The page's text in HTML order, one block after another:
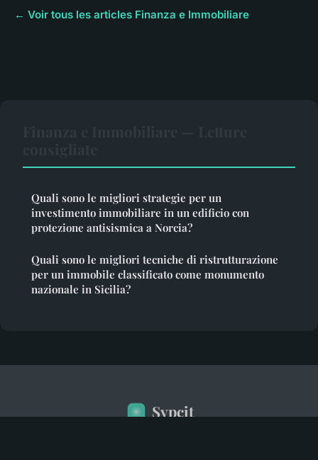
← Voir tous les articles Finanza e Immobiliare
Quali sono le migliori strategie per un
investimento immobiliare in un edificio con
protezione antisismica a Norcia?
Quali sono le migliori tecniche di ristrutturazione
per un immobile classificato come monumento
nazionale in Sicilia?
Sypcit